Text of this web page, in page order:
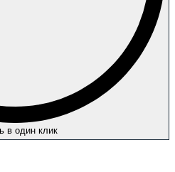
в один клик